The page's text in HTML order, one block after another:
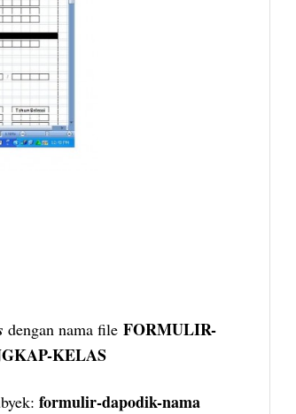
dengan nama fileFORMULIR-
KELAS
formulir-dapodik-nama